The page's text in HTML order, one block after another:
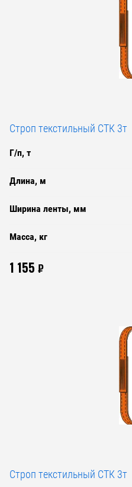
Строп текстильный СТК 3т
Г/п, т
Длина, м
Ширина ленты, мм
Масса, кг
1 155 ₽
Строп текстильный СТК 3т